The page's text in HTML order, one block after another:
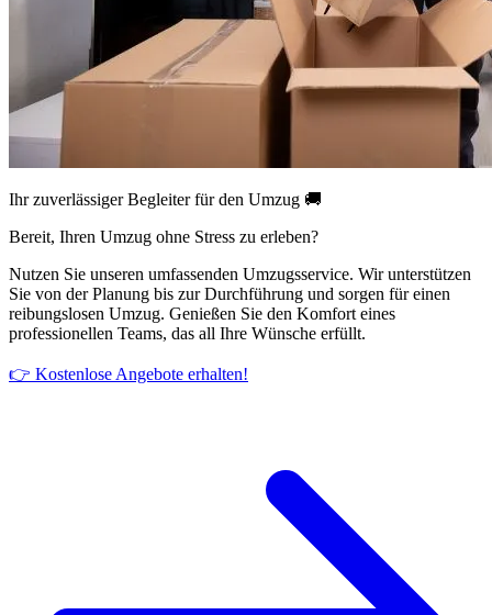
Ihr zuverlässiger Begleiter für den Umzug 🚚
Bereit, Ihren Umzug ohne Stress zu erleben?
Nutzen Sie unseren umfassenden Umzugsservice. Wir unterstützen
Sie von der Planung bis zur Durchführung und sorgen für einen
reibungslosen Umzug. Genießen Sie den Komfort eines
professionellen Teams, das all Ihre Wünsche erfüllt.
👉 Kostenlose Angebote erhalten!